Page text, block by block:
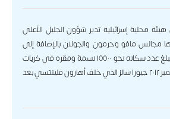
محلية إسرائيلية تدير شؤون الجليل الأعلى
وتحدها مجالس مافو وحرمون والجولان بالإضافة إلى
الحدود مع جنوب لبنان؛ يبلغ عدد سكانه نحو ١٥٥٠٠ نسمة ومقره في كريات
شمونة، ورئيسه منذ ديسمبر ٢٠١٢ جيورا سالز الذي خلف أهارون فلينتسي بعد